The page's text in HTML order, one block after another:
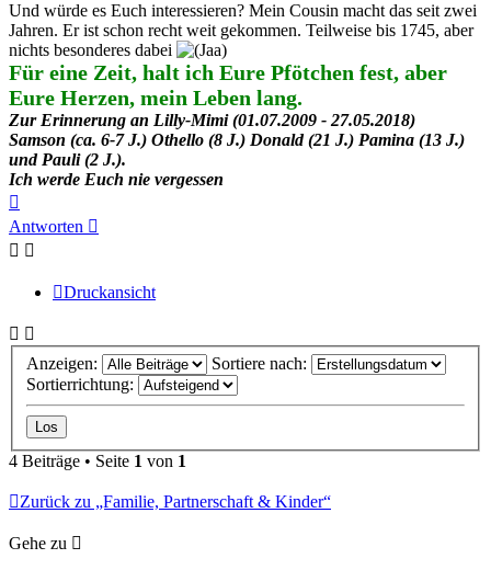
Und würde es Euch interessieren? Mein Cousin macht das seit zwei
Jahren. Er ist schon recht weit gekommen. Teilweise bis 1745, aber
nichts besonderes dabei
Für eine Zeit, halt ich Eure Pfötchen fest, aber
Eure Herzen, mein Leben lang.
Zur Erinnerung an Lilly-Mimi (01.07.2009 - 27.05.2018)
Samson (ca. 6-7 J.) Othello (8 J.) Donald (21 J.) Pamina (13 J.)
und Pauli (2 J.).
Ich werde Euch nie vergessen
oben
Antworten
Druckansicht
Anzeigen:
Sortiere nach:
Sortierrichtung:
4 Beiträge • Seite 1 von 1
Zurück zu „Familie, Partnerschaft & Kinder“
Gehe zu